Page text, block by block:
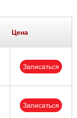
Цена
Записаться
Записаться